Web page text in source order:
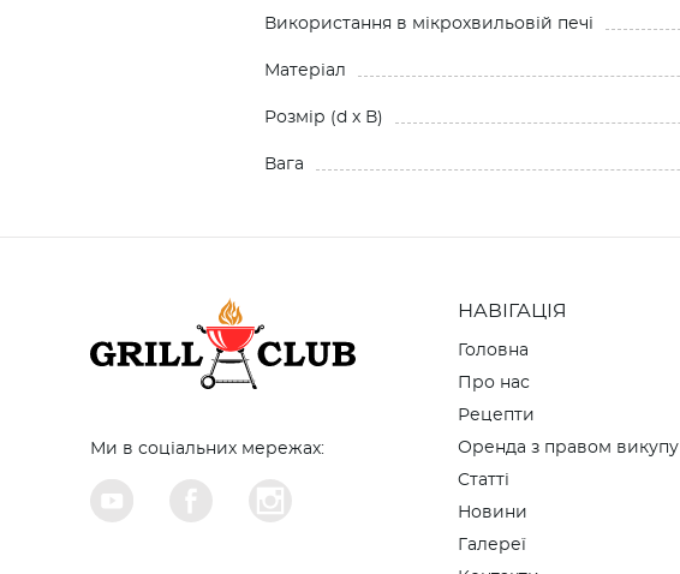
Використання в мікрохвильовій печі
Матеріал
Розмiр (d x В)
Вага
Ми в соціальних мережах:
НАВІГАЦІЯ
Головна
Про нас
Рецепти
Оренда з правом викупу
Cтатті
Новини
Галереї